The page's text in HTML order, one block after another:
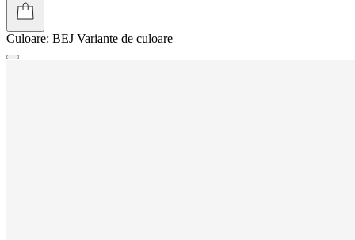
Culoare: BEJ Variante de culoare